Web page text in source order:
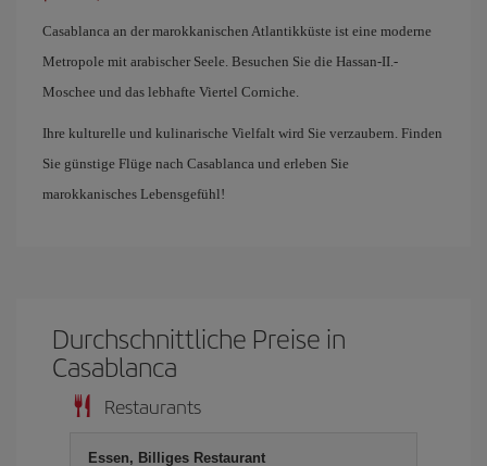
Casablanca an der marokkanischen Atlantikküste ist eine moderne
Metropole mit arabischer Seele. Besuchen Sie die Hassan-II.-
Moschee und das lebhafte Viertel Corniche.
Ihre kulturelle und kulinarische Vielfalt wird Sie verzaubern. Finden
Sie günstige Flüge nach Casablanca und erleben Sie
marokkanisches Lebensgefühl!
Durchschnittliche Preise in
Casablanca
Restaurants
Essen, Billiges Restaurant